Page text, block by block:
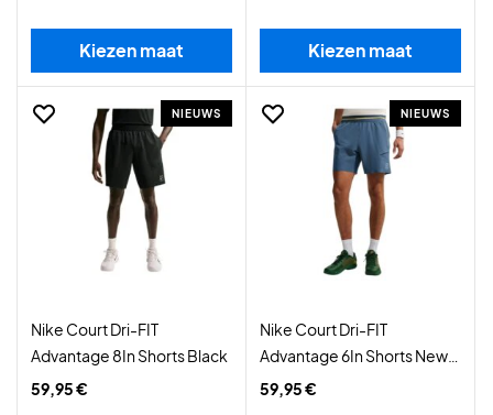
Kiezen maat Kiezen maat
NIEUWS
Nike Court Dri-FIT
Advantage 8In Shorts Black
59,95 €
NIEUWS
Nike Court Dri-FIT
Advantage 6In Shorts New
Slate/Laser Orange
59,95 €